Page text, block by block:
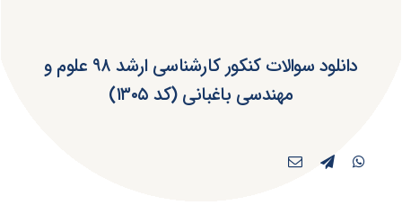
دانلود سوالات کنکور کارشناسی ارشد ۹۸ علوم و
مهندسی باغبانی (کد ۱۳۰۵)